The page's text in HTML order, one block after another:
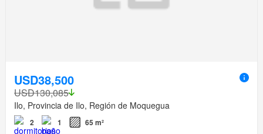
USD38,500
USD130,085
Ilo, Provincia de Ilo, Región de Moquegua
2 1 65 m²